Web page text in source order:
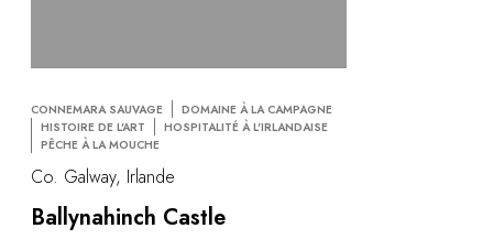
CONNEMARA SAUVAGE
DOMAINE À LA CAMPAGNE
HISTOIRE DE L'ART
HOSPITALITÉ À L'IRLANDAISE
PÊCHE À LA MOUCHE
Co. Galway, Irlande
Ballynahinch Castle